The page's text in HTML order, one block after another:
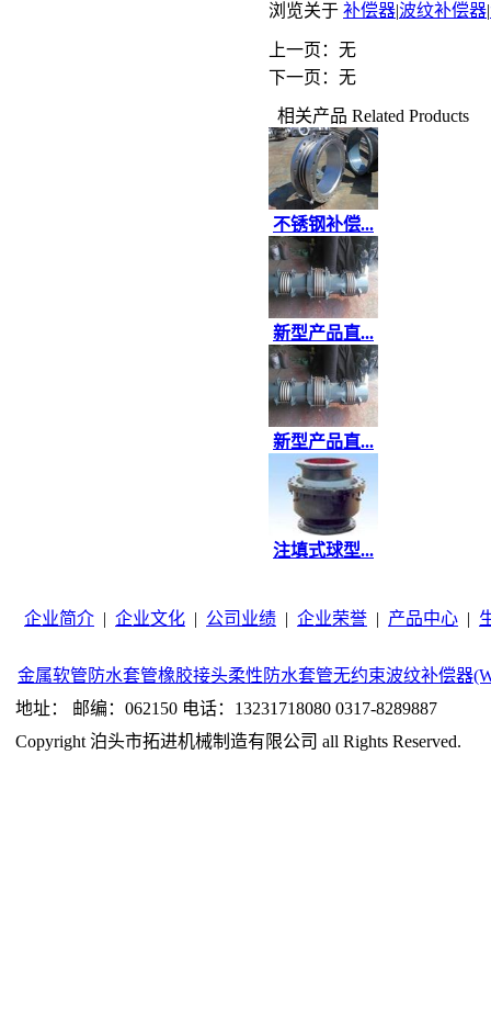
浏览关于 补偿器|波纹补偿器|
上一页：无
下一页：无
相关产品 Related Products
不锈钢补偿...
新型产品直...
新型产品直...
注填式球型...
企业简介 | 企业文化 | 公司业绩 | 企业荣誉 | 产品中心 |
金属软管 防水套管橡胶接头柔性防水套管无约束波纹补偿器
地址： 邮编：062150 电话：13231718080 0317-8289887
Copyright 泊头市拓进机械制造有限公司 all Rights Reserved.